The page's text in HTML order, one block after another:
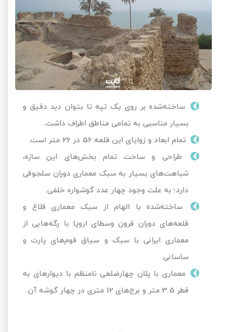
ساخته‌شده بر روی یک تپه تا بتوان دید دقیق و
بسیار مناسبی به تمامی مناطق اطراف داشت.
تمام ابعاد و زوایای این قلعه 56 در 26 متر است.
طراحی و ساخت تمام بخش‌های این سازه،
شباهت‌های بسیار به سبک معماری دوران سلجوقی
دارد؛ به علت وجود چهار عدد گوشواره خلفی.
ساخته‌شده با الهام از سبک معماری قلاع و
قلعه‌های دوران قرون وسطای اروپا با رگه‌هایی از
معماری ایرانی با سبک و سیاق قوم‌های پارت و
ساسانی.
معماری با پلان چهارضلعی نامنظم با دیوارهای به
قطر 3.5 متر و برج‌های 12 متری در چهار گوشه آن.